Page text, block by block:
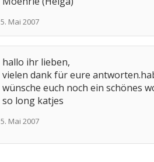
5. Mai 2007
hallo ihr lieben,
vielen dank für eure
wünsche euch noch ein schönes
so long katjes
5. Mai 2007